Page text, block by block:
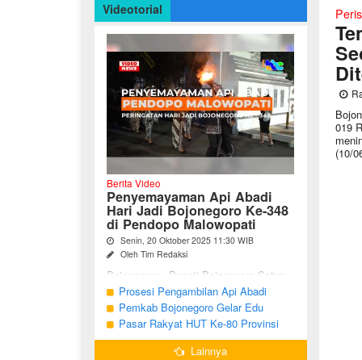
019
(10/
Videotorial
Berita Video
Penyemayaman Api Abadi
Hari Jadi Bojonegoro Ke-348
di Pendopo Malowopati
Senin, 20 Oktober 2025 11:30 WIB
Oleh Tim Redaksi
Bojonegoro - Bupati Bojonegoro Setyo
Wahono, didampingi Wakil Bupati Nurul
Azizah dan Ketua DPRD Abdulloh
Umar, bersama jajaran Forkopimda
Bojonegoro ...
Prosesi Pengambilan Api Abadi
Peringatan Hari Jadi Bojonegoro Ke-
348
Pemkab Bojonegoro Gelar Edu
Champ dan Coaching Clinic Seni
Reog dan Jaranan
Pasar Rakyat HUT Ke-80 Provinsi
Jawa Timur di Bojonegoro
Lainnya